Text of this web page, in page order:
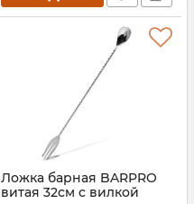
Ложка барная BARPRO
витая 32см с вилкой